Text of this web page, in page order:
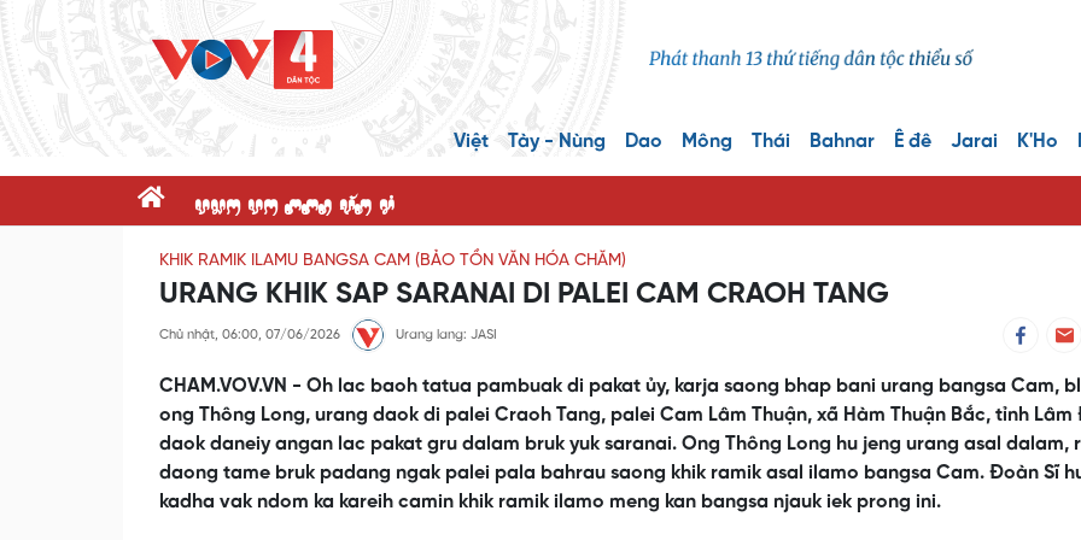
Việt Tày - Nùng Dao Mông Thái Bahnar Ê đê Jarai K'Ho
dnK dK ppR x@P c'
KHIK RAMIK ILAMU BANGSA CAM (BẢO TỒN VĂN HÓA CHĂM)
URANG KHIK SAP SARANAI DI PALEI CAM CRAOH TANG
Chủ nhật, 06:00, 07/06/2026 Urang lang: JASI
CHAM.VOV.VN - Oh lac baoh tatua pambuak di pakat ủy, karja saong bhap bani urang bangsa Cam,
ong Thông Long, urang daok di palei Craoh Tang, palei Cam Lâm Thuận, xã Hàm Thuận Bắc, tỉnh Lâm
daok daneiy angan lac pakat gru dalam bruk yuk saranai. Ong Thông Long hu jeng urang asal dalam,
daong tame bruk padang ngak palei pala bahrau saong khik ramik asal ilamo bangsa Cam. Đoàn Sĩ
kadha vak ndom ka kareih camin khik ramik ilamo meng kan bangsa njauk iek prong ini.